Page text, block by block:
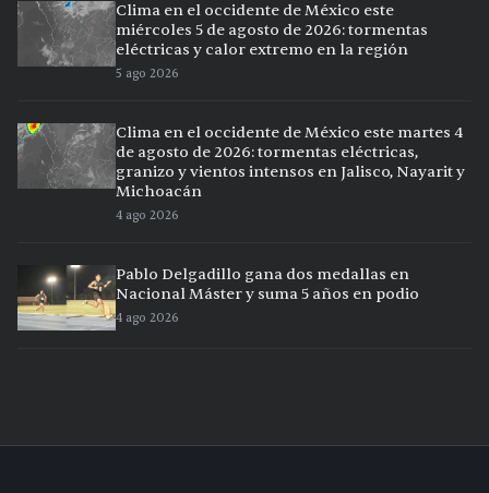
Clima en el occidente de México este
miércoles 5 de agosto de 2026: tormentas
eléctricas y calor extremo en la región
5 ago 2026
Clima en el occidente de México este martes 4
de agosto de 2026: tormentas eléctricas,
granizo y vientos intensos en Jalisco, Nayarit y
Michoacán
4 ago 2026
Pablo Delgadillo gana dos medallas en
Nacional Máster y suma 5 años en podio
4 ago 2026